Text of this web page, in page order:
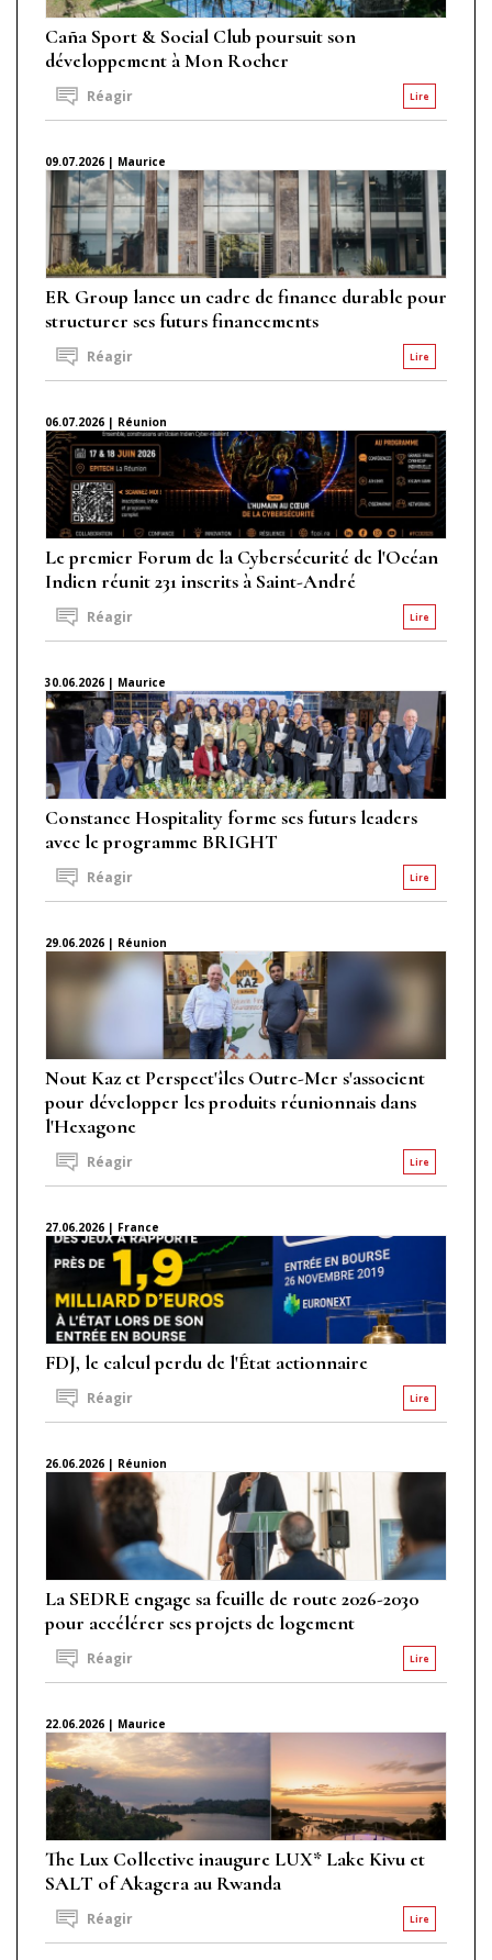
Caña Sport & Social Club poursuit son
développement à Mon Rocher
Lire
Réagir
09.07.2026 | Maurice
ER Group lance un cadre de finance durable pour
structurer ses futurs financements
Lire
Réagir
06.07.2026 | Réunion
Le premier Forum de la Cybersécurité de l'Océan
Indien réunit 231 inscrits à Saint-André
Lire
Réagir
30.06.2026 | Maurice
Constance Hospitality forme ses futurs leaders
avec le programme BRIGHT
Lire
Réagir
29.06.2026 | Réunion
Nout Kaz et Perspect'îles Outre-Mer s'associent
pour développer les produits réunionnais dans
l'Hexagone
Lire
Réagir
27.06.2026 | France
FDJ, le calcul perdu de l'État actionnaire
Lire
Réagir
26.06.2026 | Réunion
La SEDRE engage sa feuille de route 2026-2030
pour accélérer ses projets de logement
Lire
Réagir
22.06.2026 | Maurice
The Lux Collective inaugure LUX* Lake Kivu et
SALT of Akagera au Rwanda
Lire
Réagir